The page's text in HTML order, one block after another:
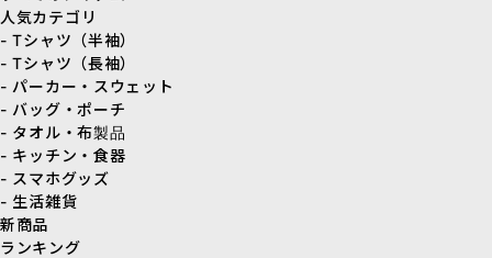
人気カテゴリ
- Tシャツ（半袖）
- Tシャツ（長袖）
- パーカー・スウェット
- バッグ・ポーチ
- タオル・布製品
- キッチン・食器
- スマホグッズ
- 生活雑貨
新商品
ランキング